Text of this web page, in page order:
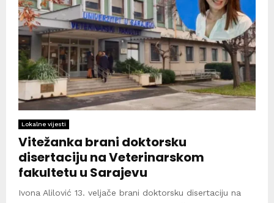
Lokalne vijesti
Vitežanka brani doktorsku
disertaciju na Veterinarskom
fakultetu u Sarajevu
Ivona Alilović 13. veljače brani doktorsku disertaciju na